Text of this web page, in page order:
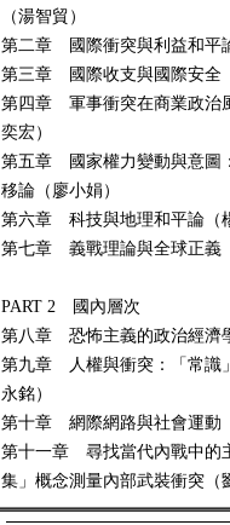
（湯智貿）
第二章 國際衝突與利益和平
第三章 國際收支與國際安全
第四章 軍事衝突在商業政治
奕宏）
第五章 國家權力變動與意圖
移論（廖小娟）
第六章 科技與地理和平論（
第七章 義戰理論與全球正義
PART 2 國內層次
第八章 恐怖主義的政治經濟
第九章 人權與衝突：「常識
永銘）
第十章 網際網路與社會運動
第十一章 尋找當代內戰中的
集」概念測量內部武裝衝突（